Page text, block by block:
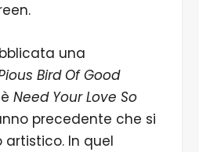
una
Bird Of Good
Need Your Love So
precedente che si
artistico. In quel